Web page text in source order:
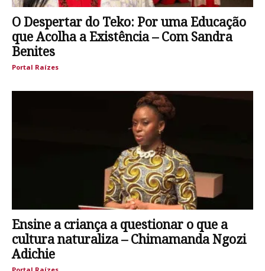
O Despertar do Teko: Por uma Educação
que Acolha a Existência – Com Sandra
Benites
Portal Raízes
Ensine a criança a questionar o que a
cultura naturaliza – Chimamanda Ngozi
Adichie